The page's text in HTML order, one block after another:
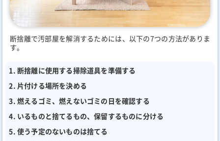
断捨離で汚部屋を解消するためには、以下の7つの方法がありま
す。
断捨離に使用する掃除道具を準備する
片付ける場所を決める
燃えるゴミ、燃えないゴミの日を確認する
いるものと捨てるもの、保留するものに分ける
使う予定のないものは捨てる